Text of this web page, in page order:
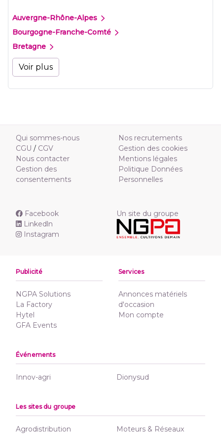
Auvergne-Rhône-Alpes
Bourgogne-Franche-Comté
Bretagne
Voir plus
Qui sommes-nous
CGU / CGV
Nous contacter
Gestion des
consentements
Nos recrutements
Gestion des cookies
Mentions légales
Politique Données
Personnelles
Facebook
Linkedln
Instagram
Un site du groupe
Publicité
NGPA Solutions
La Factory
Hytel
GFA Events
Services
Annonces matériels
d'occasion
Mon compte
Événements
Innov-agri Dionysud
Les sites du groupe
Agrodistribution Moteurs & Réseaux